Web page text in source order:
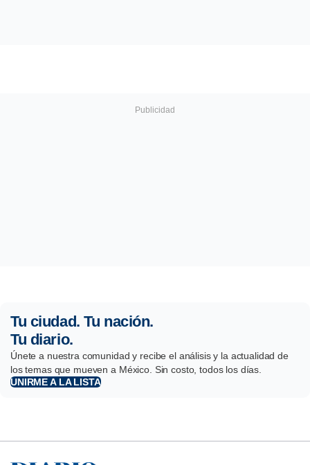
Tu ciudad. Tu nación.
Tu diario.
Únete a nuestra comunidad y recibe el análisis y la actualidad de
los temas que mueven a México. Sin costo, todos los días.
UNIRME A LA LISTA